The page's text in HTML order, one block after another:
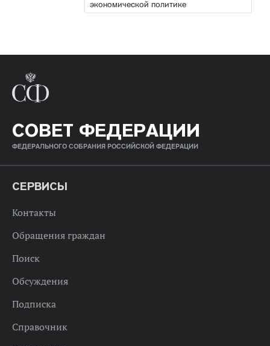
экономической политике
СОВЕТ ФЕДЕРАЦИИ
ФЕДЕРАЛЬНОГО СОБРАНИЯ РОССИЙСКОЙ ФЕДЕРАЦИИ
СЕРВИСЫ
Контакты
Обращения граждан
Поиск
Обсуждения
Подписка
Справочник